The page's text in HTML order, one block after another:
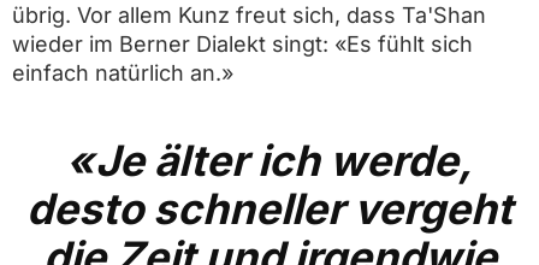
übrig. Vor allem Kunz freut sich, dass Ta'Shan
wieder im Berner Dialekt singt: «Es fühlt sich
einfach natürlich an.»
Je älter ich werde,
desto schneller vergeht